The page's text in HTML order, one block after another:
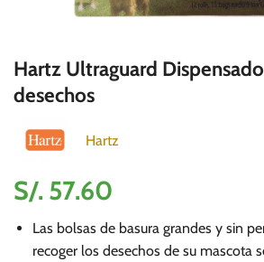
Hartz Ultraguard
desechos
Hartz
S/. 57.60
Las bolsas de basura grandes y sin
recoger los desechos de su mascota